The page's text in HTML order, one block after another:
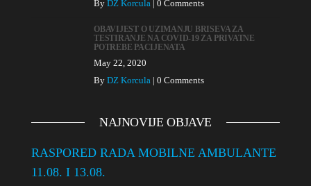
By DZ Korcula | 0 Comments
OBAVIJEST O UZIMANJU BRISEVA ZA
TESTIRANJE NA COVID-19 ZA PRIVATNE
POTREBE PACIJENATA
May 22, 2020
By DZ Korcula | 0 Comments
NAJNOVIJE OBJAVE
RASPORED RADA MOBILNE AMBULANTE
11.08. I 13.08.